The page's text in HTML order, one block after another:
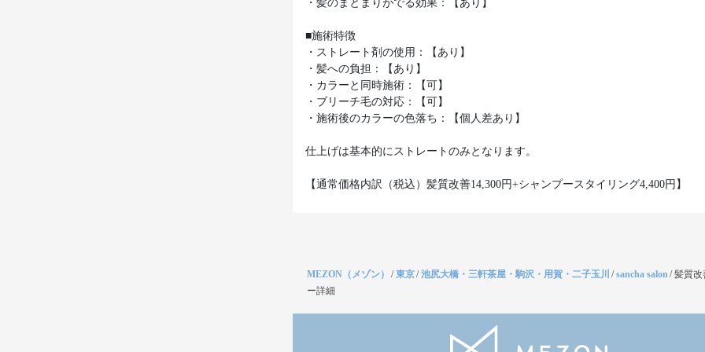
・髪のまとまりがでる効果：【あり】
■施術特徴
・ストレート剤の使用：【あり】
・髪への負担：【あり】
・カラーと同時施術：【可】
・ブリーチ毛の対応：【可】
・施術後のカラーの色落ち：【個人差あり】
仕上げは基本的にストレートのみとなります。
【通常価格内訳（税込）髪質改善14,300円+シャンプースタイリング4,400円】
MEZON（メゾン） /東京/池尻大橋・三軒茶屋・駒沢・用賀・二子玉川 /sancha salon/髪質改
ー詳細